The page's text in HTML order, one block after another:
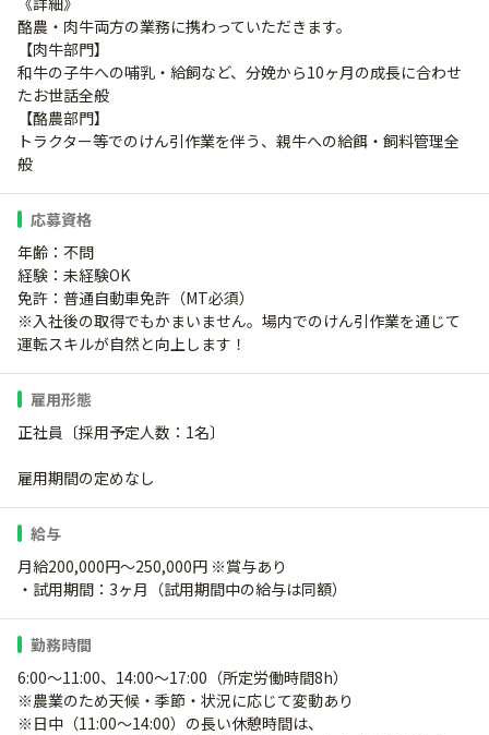
酪農・肉牛両方の業務に携わっていただきます。
【肉牛部門】
和牛の子牛への哺乳・給飼など、分娩から10ヶ月の成長に合わせ
たお世話全般
【酪農部門】
トラクター等でのけん引作業を伴う、親牛への給餌・飼料管理全
般
応募資格
年齢：不問
経験：未経験OK
免許：普通自動車免許（MT必須）
※入社後の取得でもかまいません。場内でのけん引作業を通じて
運転スキルが自然と向上します！
雇用形態
正社員〔採用予定人数：1名〕
雇用期間の定めなし
給与
月給200,000円～250,000円 ※賞与あり
・試用期間：3ヶ月（試用期間中の給与は同額）
勤務時間
6:00～11:00、14:00～17:00（所定労働時間8h）
※農業のため天候・季節・状況に応じて変動あり
※日中（11:00〜14:00）の長い休憩時間は、